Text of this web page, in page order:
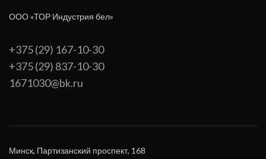
ООО «ТОР Индустрия бел»
+375 (29) 167-10-30
+375 (29) 837-10-30
1671030@bk.ru
Минск, Партизанский проспект, 168